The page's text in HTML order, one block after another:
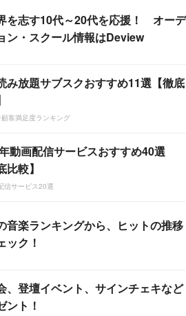
を志す10代～20代を応援！ オーデ
ン・スクール情報はDeview
み放題サブスクおすすめ11選【徹底
客満足度ランキング
動画配信サービスおすすめ40選
比較】
信サービス20選
音楽ランキングから、ヒットの推移
ック！
、登壇イベント、サインチェキなど
ント！